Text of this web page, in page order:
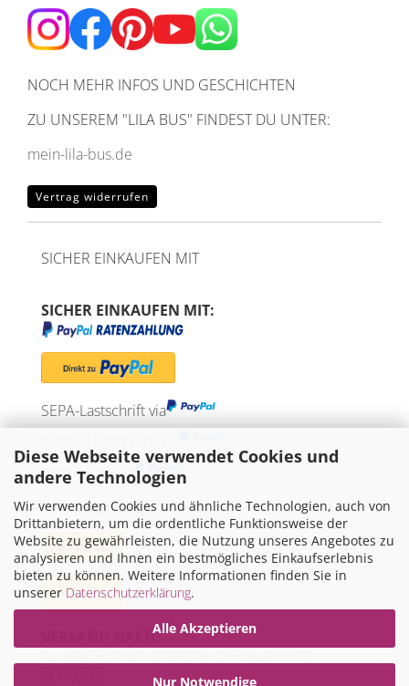
Diese Webseite verwendet Cookies und
andere Technologien
Wir verwenden Cookies und ähnliche Technologien, auch von
Drittanbietern, um die ordentliche Funktionsweise der
Website zu gewährleisten, die Nutzung unseres Angebotes zu
analysieren und Ihnen ein bestmögliches Einkaufserlebnis
bieten zu können. Weitere Informationen finden Sie in
unserer Datenschutzerklärung.
Alle Akzeptieren
Nur Notwendige
NOCH MEHR INFOS UND GESCHICHTEN
ZU UNSEREM "LILA BUS" FINDEST DU UNTER:
mein-lila-bus.de
Vertrag widerrufen
SICHER EINKAUFEN MIT
SICHER EINKAUFEN MIT:
SEPA-Lastschrift via
Kreditkarte via
WIR VERSENDEN MIT
VERSAND NACH: